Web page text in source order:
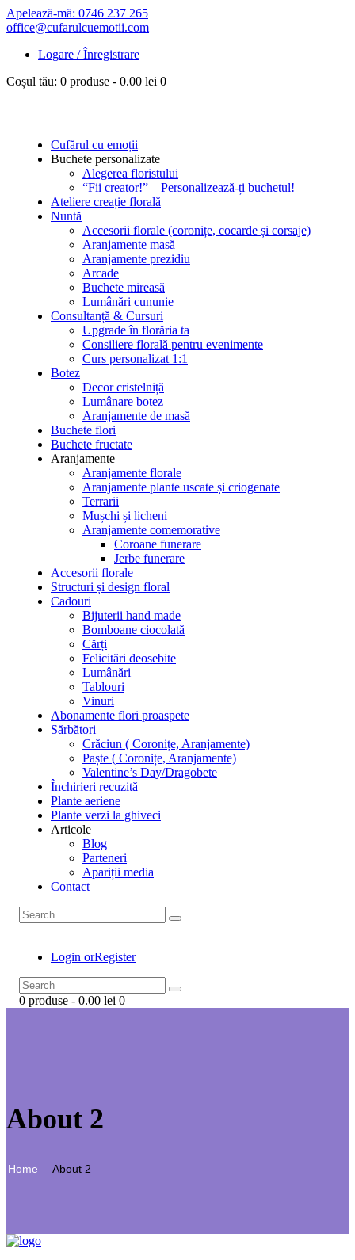
Apelează-mă: 0746 237 265
office@cufarulcuemotii.com
Logare / Înregistrare
Coșul tău: 0 produse - 0.00 lei 0
Cufărul cu emoții
Buchete personalizate
Alegerea floristului
“Fii creator!” – Personalizează-ți buchetul!
Ateliere creație florală
Nuntă
Accesorii florale (coronițe, cocarde și corsaje)
Aranjamente masă
Aranjamente prezidiu
Arcade
Buchete mireasă
Lumânări cununie
Consultanță & Cursuri
Upgrade în florăria ta
Consiliere florală pentru evenimente
Curs personalizat 1:1
Botez
Decor cristelniță
Lumânare botez
Aranjamente de masă
Buchete flori
Buchete fructate
Aranjamente
Aranjamente florale
Aranjamente plante uscate și criogenate
Terrarii
Mușchi și licheni
Aranjamente comemorative
Coroane funerare
Jerbe funerare
Accesorii florale
Structuri și design floral
Cadouri
Bijuterii hand made
Bomboane ciocolată
Cărți
Felicitări deosebite
Lumânări
Tablouri
Vinuri
Abonamente flori proaspete
Sărbători
Crăciun ( Coronițe, Aranjamente)
Paște ( Coronițe, Aranjamente)
Valentine’s Day/Dragobete
Închirieri recuzită
Plante aeriene
Plante verzi la ghiveci
Articole
Blog
Parteneri
Apariții media
Contact
Login orRegister
0 produse - 0.00 lei 0
About 2
Home About 2